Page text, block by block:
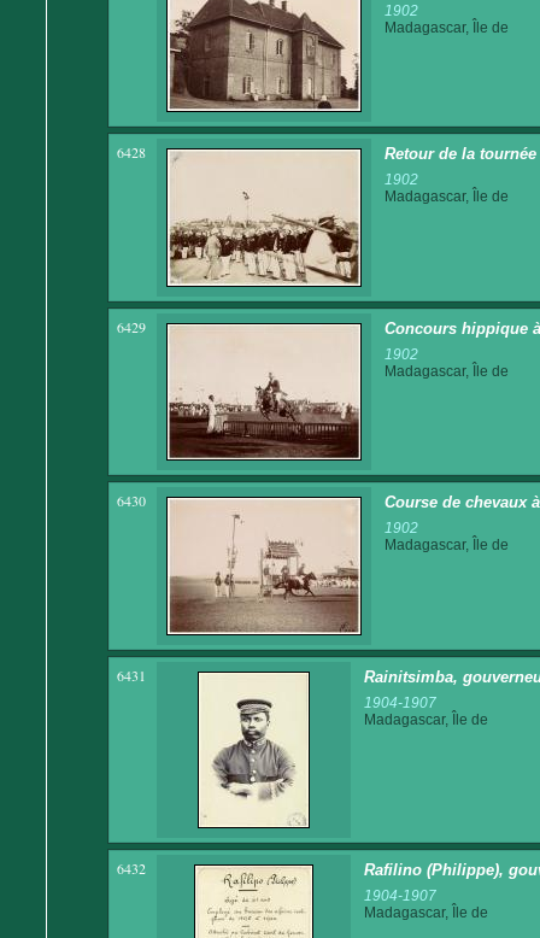
1902
Madagascar, Île de
6428 Retour de la
1902
Madagascar, Île de
6429 Concours hippique
1902
Madagascar, Île de
6430 Course de chevaux
1902
Madagascar, Île de
6431 Rainitsimba,
1904-1907
Madagascar, Île de
6432 Rafilino (Philippe),
1904-1907
Madagascar, Île de